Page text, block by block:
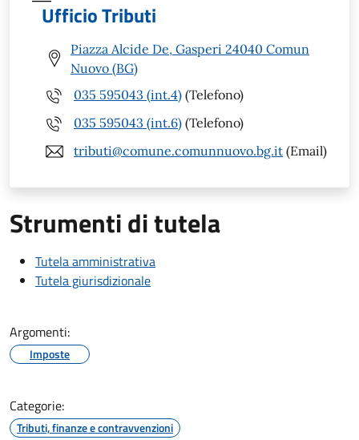
Ufficio Tributi
Piazza Alcide De, Gasperi 24040 Comun
Nuovo (BG)
035 595043 (int.4) (Telefono)
035 595043 (int.6) (Telefono)
tributi@comune.comunnuovo.bg.it (Email)
Strumenti di tutela
Tutela amministrativa
Tutela giurisdizionale
Argomenti:
Imposte
Categorie:
Tributi, finanze e contravvenzioni